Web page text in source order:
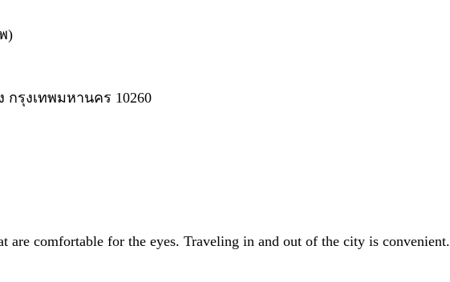
)
กรุงเทพมหานคร 10260
comfortable for the eyes. Traveling in and out of the city is convenient.